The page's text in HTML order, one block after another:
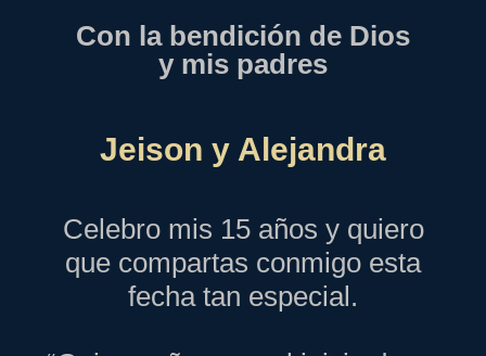
Con la bendición de Dios
y mis padres
Jeison y Alejandra
Celebro mis 15 años y quiero
que compartas conmigo esta
fecha tan especial.